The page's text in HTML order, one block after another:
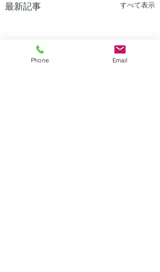
最新記事 すべて表示
Phone Email